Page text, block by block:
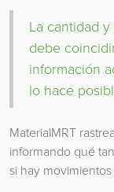
La cantidad
debe
información
lo hace
MaterialMRT
informando qué
si hay